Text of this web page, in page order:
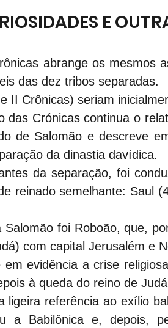
E
abrange os mesmos
das dez tribos separadas.
II Crônicas) seriam
das Crónicas continua o
de Salomão e descreve
da dinastia davídica.
da separação, foi
reinado semelhante: Saul
foi Roboão, que,
com capital Jerusalém e
em evidência a crise
à queda do reino de
ligeira referência ao exílio
a Babilônica e, depois,